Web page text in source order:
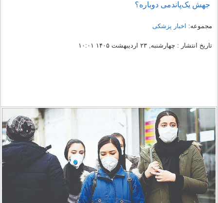
جهش یک‌پاندمی دوباره؟
مجموعه: اخبار پزشکی
تاریخ انتشار : چهارشنبه, ۲۳ اردیبهشت ۱۴۰۵ ۱۰:۰۱